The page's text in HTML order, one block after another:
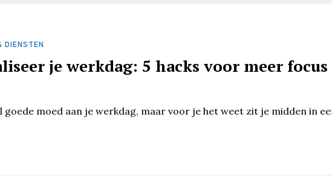
DIENSTEN
je werkdag: 5 hacks voor meer
goede moed aan je werkdag, maar voor je het weet zit je midden in